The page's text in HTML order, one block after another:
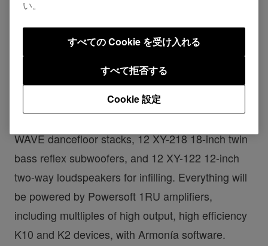
The fabric arena is a 2000-capacity, 38-metre
round tent designed to recreate Fabric’s Room
One, giving party-goers the true nightclub
experience in a festival environment. Both fabric
and Pioneer Pro Audio have gone to great lengths
to make this happen, starting with the sound
WAVE dancefloor stacks, 12 XY-218 18-inch twin
bass reflex subwoofers, and 12 XY-122 12-inch
two-way loudspeakers for infilling. Everything will
be powered by Powersoft 1RU amplifiers,
including multliples of high output, high efficiency
K10 and K2 devices, with Armonía software.
い。
Cookie 設定
すべて拒否する
すべての Cookie を受け入れる